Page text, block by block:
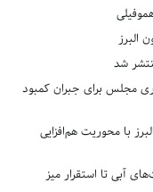
شد
مجلس برای جبران کمبود
با محوریت هم‌افزایی
آبی تا استقرار میز